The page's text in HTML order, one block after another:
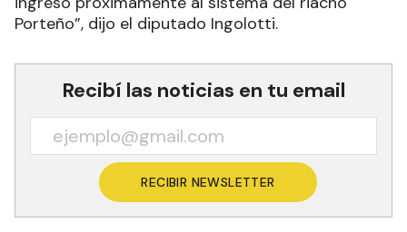
Porteño”, dijo el diputado Ingolotti.
Recibí las noticias en tu email
RECIBIR NEWSLETTER